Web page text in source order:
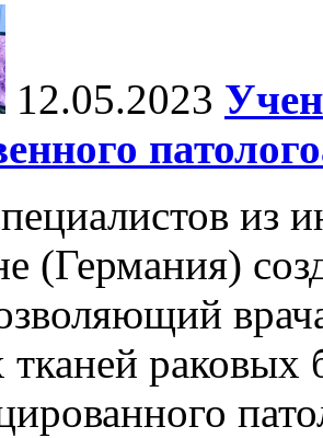
12.05.2023
из
(Германия)
тканей раковых